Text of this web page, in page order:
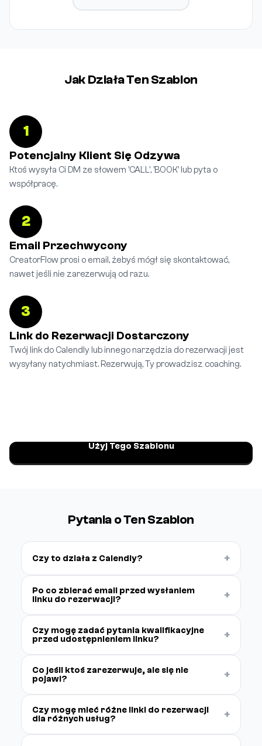
Jak Działa Ten Szablon
1
Potencjalny Klient Się Odzywa
Ktoś wysyła Ci DM ze słowem 'CALL', 'BOOK' lub pyta o
współpracę.
2
Email Przechwycony
CreatorFlow prosi o email, żebyś mógł się skontaktować,
nawet jeśli nie zarezerwują od razu.
3
Link do Rezerwacji Dostarczony
Twój link do Calendly lub innego narzędzia do rezerwacji jest
wysyłany natychmiast. Rezerwują, Ty prowadzisz coaching.
Użyj Tego Szablonu
Pytania o Ten Szablon
Czy to działa z Calendly? +
Po co zbierać email przed wysłaniem
linku do rezerwacji?
+
Czy mogę zadać pytania kwalifikacyjne
przed udostępnieniem linku?
+
Co jeśli ktoś zarezerwuje, ale się nie
pojawi?
+
Czy mogę mieć różne linki do rezerwacji
dla różnych usług?
+